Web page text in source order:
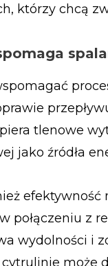
którzy chcą
tlenowe
jako źródła
efektywność
połączeniu
wydolności i
może